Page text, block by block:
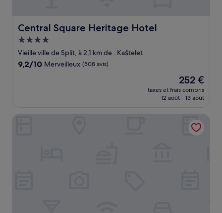
Central Square Heritage Hotel
Central Square Heritage Hotel
Hébergement
4.0 étoiles
Vieille ville de Split, à 2,1 km de : Kaštelet
9.2
9,2/10 Merveilleux (508 avis)
Le
nouveau
prix
de
252 €
252 €
taxes et frais compris
12 août - 13 août